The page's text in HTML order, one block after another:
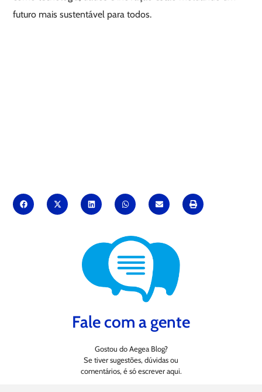
futuro mais sustentável para todos.
Fale com a gente
Gostou do Aegea Blog?
Se tiver sugestões, dúvidas ou
comentários, é só escrever aqui.